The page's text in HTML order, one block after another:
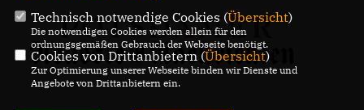
Technisch notwendige Cookies (Übersicht)
Die notwendigen Cookies werden allein für den
ordnungsgemäßen Gebrauch der Webseite benötigt.
Cookies von Drittanbietern (Übersicht)
Zur Optimierung unserer Webseite binden wir Dienste und
Angebote von Drittanbietern ein.